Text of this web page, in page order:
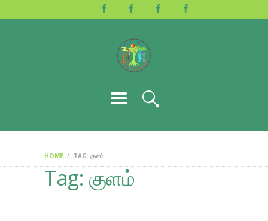
HOME TAG: குளம்
Tag: குளம்
ACTIVITIES